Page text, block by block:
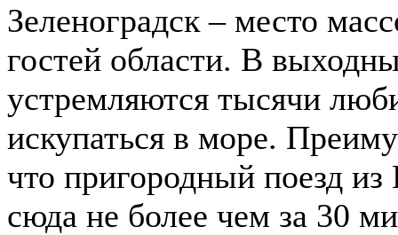
Зеленоградск – место
гостей области. В
устремляются тысячи
искупаться в море.
что пригородный поезд из
сюда не более чем за 30